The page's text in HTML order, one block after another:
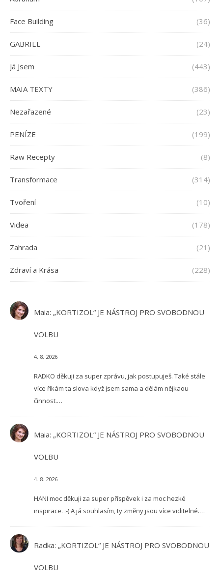
Face Building (36)
GABRIEL (24)
Já Jsem (443)
MAIA TEXTY (386)
Nezařazené (23)
PENÍZE (199)
Raw Recepty (8)
Transformace (314)
Tvoření (10)
Videa (178)
Zahrada (21)
Zdraví a Krása (228)
Maia: „KORTIZOL“ JE NÁSTROJ PRO SVOBODNOU
VOLBU
4. 8. 2026
RADKO děkuji za super zprávu, jak postupuješ. Také stále
více říkám ta slova když jsem sama a dělám nějkaou
činnost.…
Maia: „KORTIZOL“ JE NÁSTROJ PRO SVOBODNOU
VOLBU
4. 8. 2026
HANI moc děkuji za super příspěvek i za moc hezké
inspirace. :-) A já souhlasím, ty změny jsou více viditelné.…
Radka: „KORTIZOL“ JE NÁSTROJ PRO SVOBODNOU
VOLBU